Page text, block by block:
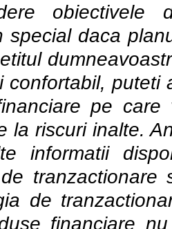
obiectivele
special daca
confortabil, puteti
pe
la riscuri inalte.
informatii
de
financiare